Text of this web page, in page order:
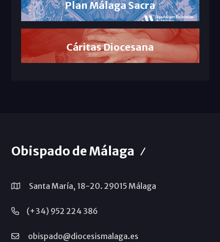
Plan Málaga Sacra
Cáritas Diocesana
Obispado de Málaga
Santa María, 18-20. 29015 Málaga
(+34) 952 224 386
obispado@diocesismalaga.es